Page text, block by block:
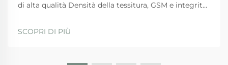
di alta qualità Densità della tessitura, GSM e integrità
qualità, ci sono determinati standard fisici che
SCOPRI DI PIÙ